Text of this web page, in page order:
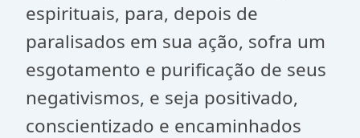
espirituais, para, depois de
paralisados em sua ação, sofra um
esgotamento e purificação de seus
negativismos, e seja positivado,
conscientizado e encaminhados